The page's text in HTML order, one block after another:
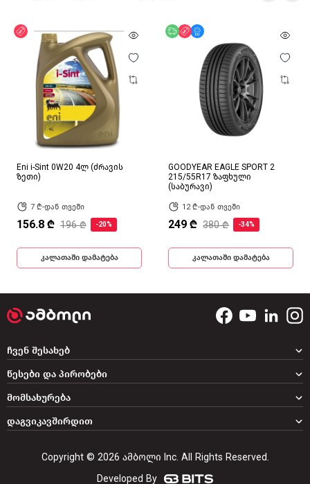
ფასდაკლება
Eni i-Sint 0W20 4ლ (ძრავის
ზეთი)
7 ₾-დან თვეში
156.8 ₾ 196 ₾ -20%
კალათაში დამატება
უფასო მიწოდება
ფასდაკლება
GOODYEAR EAGLE SPORT 2
215/55R17 ზაფხული
(საბურავი)
12 ₾-დან თვეში
249 ₾ 380 ₾ -34%
კალათაში დამატება
დაგვიკავშირდით
ჩვენ შესახებ
წესები და პირობები
მომსახურება
Copyright © 2026 ამბოლი Inc. All Rights Reserved.
Developed By